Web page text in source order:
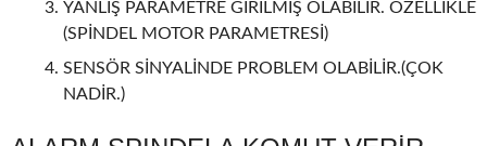
YANLIŞ PARAMETRE GİRİLMİŞ OLABİLİR. ÖZELLİKLE
(SPİNDEL MOTOR PARAMETRESİ)
SENSÖR SİNYALİNDE PROBLEM OLABİLİR.(ÇOK
NADİR.)